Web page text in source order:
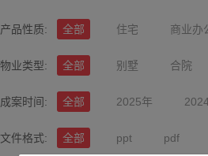
产品性质: 全部 住宅 商业办
物业类型: 全部 别墅 合院
成案时间: 全部 2025年
文件格式: 全部 ppt pdf